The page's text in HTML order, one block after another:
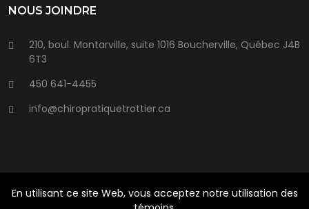
NOUS JOINDRE
210, boul. Montarville, suite 1016 Boucherville, Québec J4B
6T3
450 641-4455
info@chiropratiquetrottier.ca
2026| Tous Droits Réservés |
En utilisant ce site Web, vous acceptez notre utilisation des